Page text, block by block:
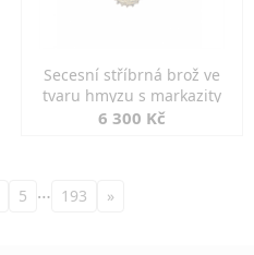
Secesní stříbrná brož ve
tvaru hmyzu s markazity
6 300 Kč
5 … 193 »